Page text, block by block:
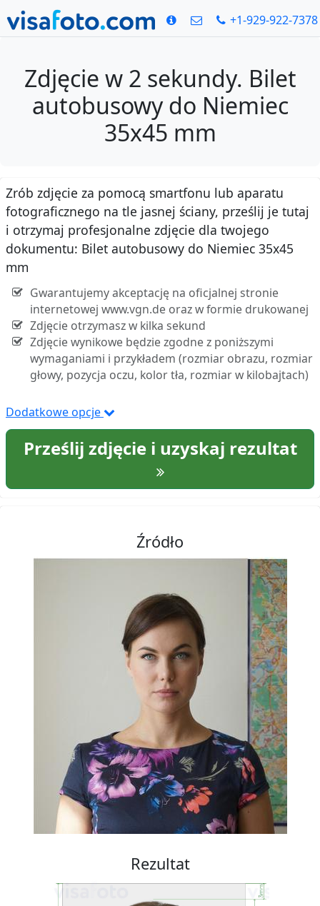
+1-929-922-7378
Zdjęcie w 2 sekundy. Bilet
autobusowy do Niemiec
35x45 mm
Zrób zdjęcie za pomocą smartfonu lub aparatu
fotograficznego na tle jasnej ściany, prześlij je tutaj
i otrzymaj profesjonalne zdjęcie dla twojego
dokumentu: Bilet autobusowy do Niemiec 35x45
mm
Gwarantujemy akceptację na oficjalnej stronie
internetowej www.vgn.de oraz w formie drukowanej
Zdjęcie otrzymasz w kilka sekund
Zdjęcie wynikowe będzie zgodne z poniższymi
wymaganiami i przykładem (rozmiar obrazu, rozmiar
głowy, pozycja oczu, kolor tła, rozmiar w kilobajtach)
Dodatkowe opcje
Prześlij zdjęcie i uzyskaj rezultat
Źródło
Rezultat